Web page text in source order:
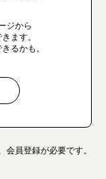
ジから
ます。
るかも。
会員登録が必要です。